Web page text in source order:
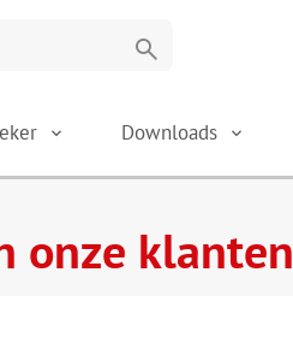
search
Downloads
onze klanten